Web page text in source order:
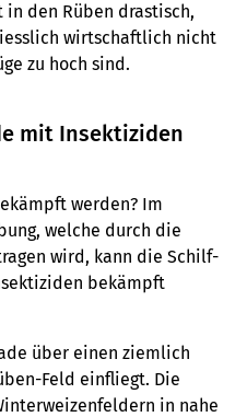
den Rüben drastisch,
wirtschaftlich nicht
zu hoch sind.
mit Insektiziden
werden? Im
welche durch die
wird, kann die Schilf-
bekämpft
über einen ziemlich
Feld einfliegt. Die
in nahe